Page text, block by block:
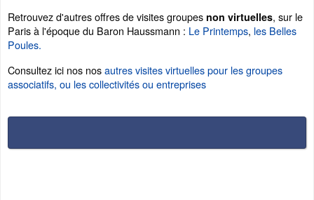
Retrouvez d'autres offres de visites groupes non virtuelles, sur le
Paris à l'époque du Baron Haussmann : Le Printemps, les Belles
Poules.
Consultez ici nos nosautres visites virtuelles pour les groupes
associatifs, ou les collectivités ou entreprises